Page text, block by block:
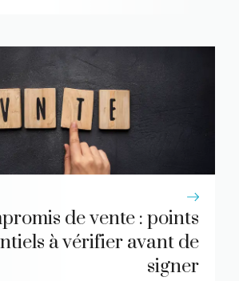
de vente : points
à vérifier avant de
signer